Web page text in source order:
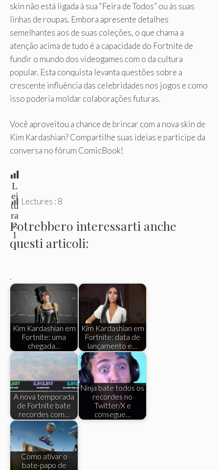
skin não está ligada à sua “Feira de Todos” ou às suas
linhas de roupas. Embora apresente detalhes
semelhantes aos de suas coleções, o que chama a
atenção acima de tudo é a capacidade do Fortnite de
fundir o mundo dos videogames com o da cultura
popular. Esta conquista levanta questões sobre a
crescente influência das celebridades nos jogos e como
isso poderia moldar colaborações futuras.
Você aproveitou a chance de brincar com a nova skin de
Kim Kardashian? Compartilhe suas ideias e participe da
conversa no fórum ComicBook!
L
ei
tu
ra
s:
1
Lectures : 8
Potrebbero interessarti anche
questi articoli:
.
Kim Kardashian em
Fortnite: uma
chegada…
Kim Kardashian em
Fortnite: data de
lançamento e…
A nova temporada
de Fortnite bate
recordes com…
Ninja bate todos os
recordes no
Twitter/X e
consegue…
Como ativar o
bate-papo de